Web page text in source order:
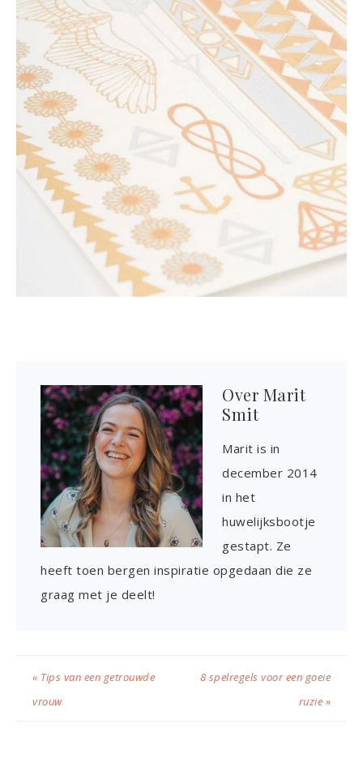
Over Marit
Smit
Marit is in
december 2014
in het
huwelijksbootje
gestapt. Ze
heeft toen bergen inspiratie opgedaan die ze
graag met je deelt!
« Tips van een getrouwde
vrouw
8 spelregels voor een goeie
ruzie »